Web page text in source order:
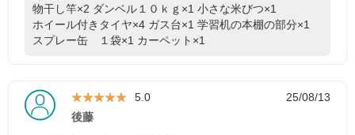
物干し竿×2 ダンベル１０ｋｇ×1 小さな米びつ×1
ホイール付きタイヤ×4 ガス台×1 学習机の本棚の部分×1
スプレー缶 １袋×1 カーペット×1
★★★★★
★★★★★ 5.0
25/08/13
後藤